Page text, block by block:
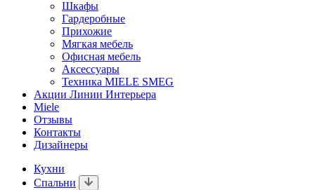
Шкафы
Гардеробные
Прихожие
Мягкая мебель
Офисная мебель
Аксессуары
Техника MIELE SMEG
Акции Линии Интерьера
Miele
Отзывы
Контакты
Дизайнеры
Кухни
Спальни